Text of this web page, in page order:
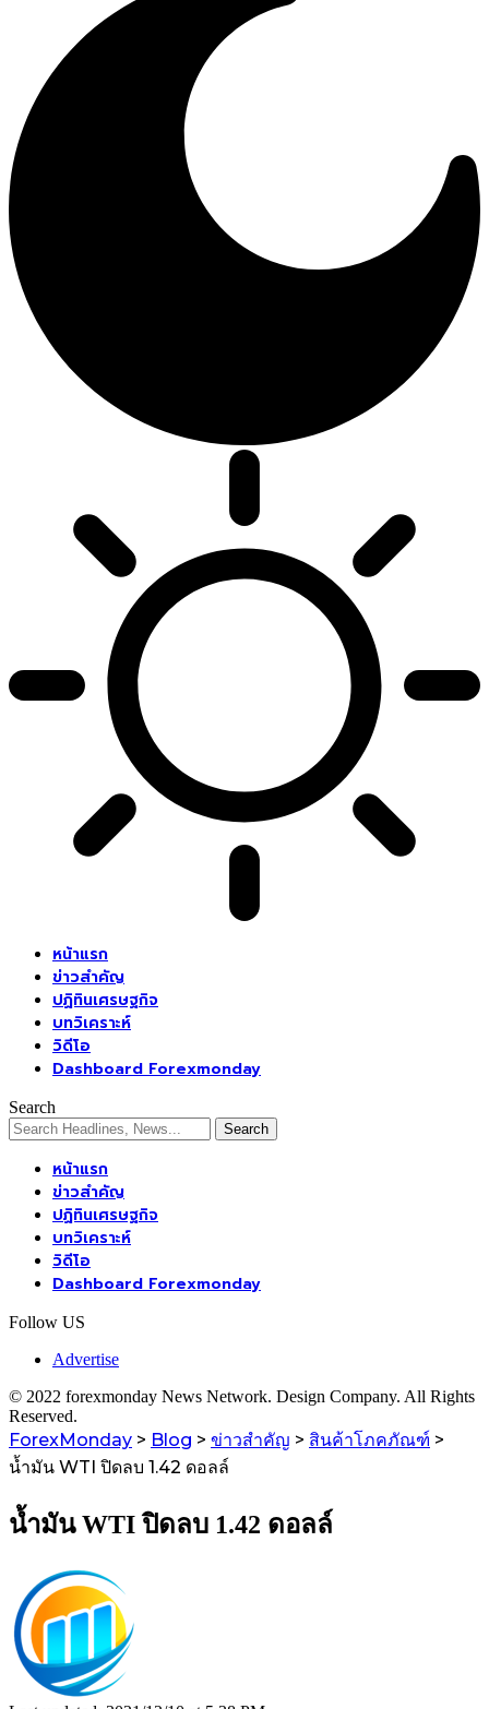
หน้าแรก
ข่าวสำคัญ
ปฏิทินเศรษฐกิจ
บทวิเคราะห์
วิดีโอ
Dashboard Forexmonday
Search
หน้าแรก
ข่าวสำคัญ
ปฏิทินเศรษฐกิจ
บทวิเคราะห์
วิดีโอ
Dashboard Forexmonday
Follow US
Advertise
© 2022 forexmonday News Network. Design Company. All Rights
Reserved.
ForexMonday > Blog > ข่าวสำคัญ > สินค้าโภคภัณฑ์ >
น้ำมัน WTI ปิดลบ 1.42 ดอลล์
น้ำมัน WTI ปิดลบ 1.42 ดอลล์